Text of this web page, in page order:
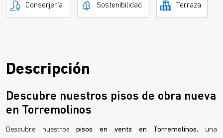
Conserjería Sostenibilidad Terraza
Descripción
Descubre nuestros pisos de obra nueva
en Torremolinos
Descubre nuestrospisos en venta en Torremolinos, una